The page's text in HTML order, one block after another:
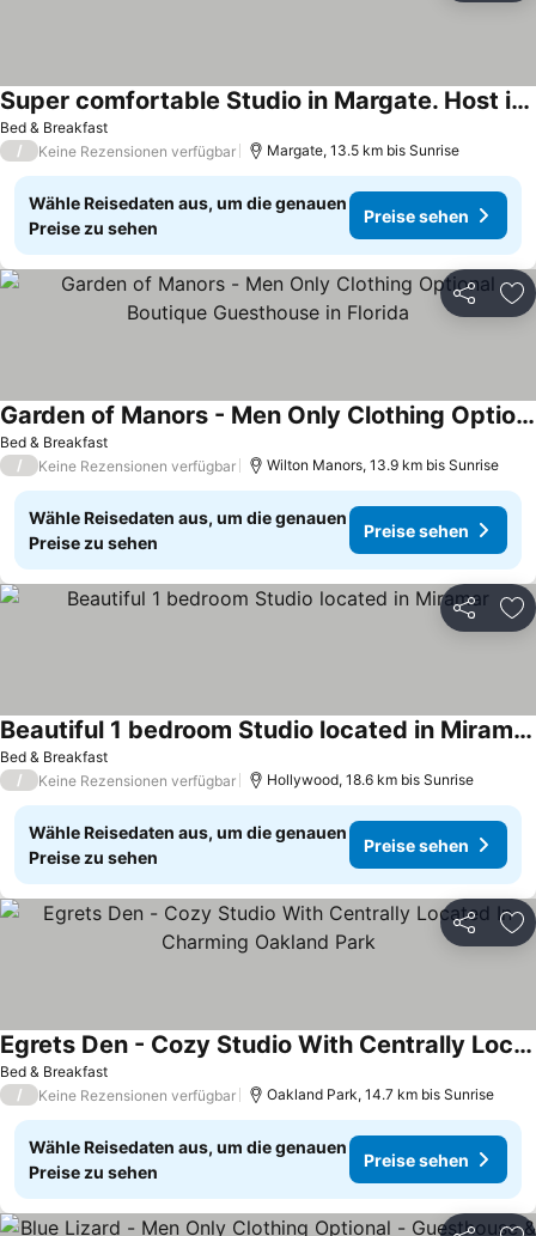
Bed & Breakfast
Super comfortable Studio in Margate. Host is amazing!!!!
Preise sehen
/ Keine Rezensionen verfügbar Margate, 13.5 km bis Sunrise
Wähle Reisedaten aus, um die genauen
Preise zu sehen
Preise sehen
Teilen
Bed & Breakfast
Garden of Manors - Men Only Clothing Optional Boutique Guesthouse in Florida
Preise sehen
/ Keine Rezensionen verfügbar Wilton Manors, 13.9 km bis Sunrise
Wähle Reisedaten aus, um die genauen
Preise zu sehen
Preise sehen
Teilen
Bed & Breakfast
Beautiful 1 bedroom Studio located in Miramar
Preise sehen
/ Keine Rezensionen verfügbar Hollywood, 18.6 km bis Sunrise
Wähle Reisedaten aus, um die genauen
Preise zu sehen
Preise sehen
Teilen
Bed & Breakfast
Egrets Den - Cozy Studio With Centrally Located In Charming Oakland Park
Preise sehen
/ Keine Rezensionen verfügbar Oakland Park, 14.7 km bis Sunrise
Wähle Reisedaten aus, um die genauen
Preise zu sehen
Preise sehen